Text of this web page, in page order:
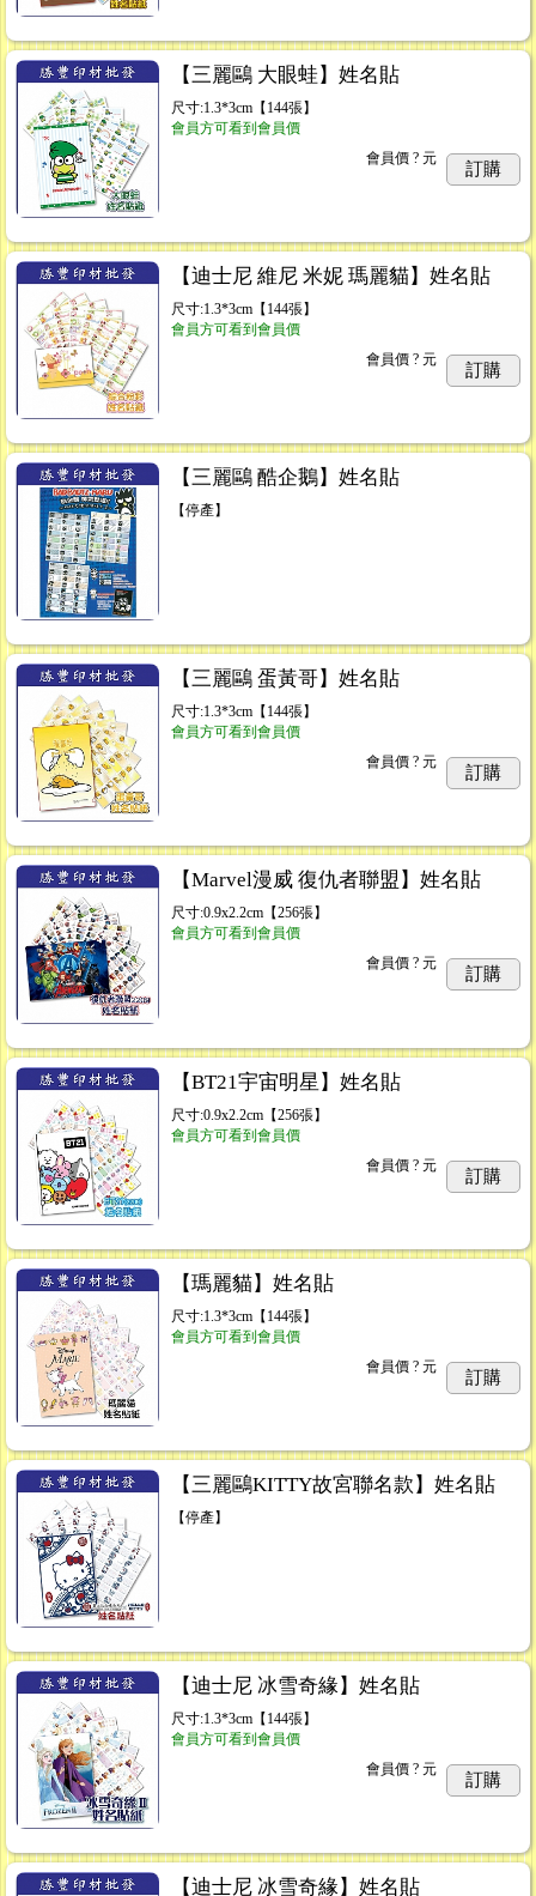
雕圖案隨機出貨以實品為準...27
【三麗鷗 大眼蛙】姓名貼
尺寸:1.3*3cm【144張】
會員方可看到會員價
會員價 ? 元
訂購
【迪士尼 維尼 米妮 瑪麗貓】姓名貼
尺寸:1.3*3cm【144張】
會員方可看到會員價
會員價 ? 元
訂購
【三麗鷗 酷企鵝】姓名貼
【停產】
【三麗鷗 蛋黃哥】姓名貼
尺寸:1.3*3cm【144張】
會員方可看到會員價
會員價 ? 元
訂購
【Marvel漫威 復仇者聯盟】姓名貼
尺寸:0.9x2.2cm【256張】
會員方可看到會員價
會員價 ? 元
訂購
【BT21宇宙明星】姓名貼
尺寸:0.9x2.2cm【256張】
會員方可看到會員價
會員價 ? 元
訂購
【瑪麗貓】姓名貼
尺寸:1.3*3cm【144張】
會員方可看到會員價
會員價 ? 元
訂購
【三麗鷗KITTY故宮聯名款】姓名貼
【停產】
【迪士尼 冰雪奇緣】姓名貼
尺寸:1.3*3cm【144張】
會員方可看到會員價
會員價 ? 元
訂購
【迪士尼 冰雪奇緣】姓名貼